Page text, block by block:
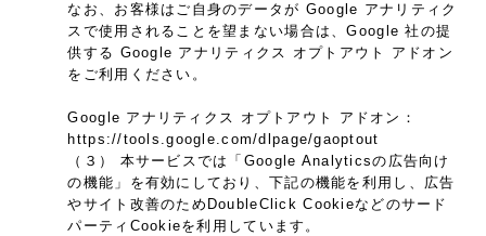
なお、お客様はご自身のデータが Google アナリティク
スで使用されることを望まない場合は、Google 社の提
供する Google アナリティクス オプトアウト アドオン
をご利用ください。
Google アナリティクス オプトアウト アドオン：
https://tools.google.com/dlpage/gaoptout
（３） 本サービスでは「Google Analyticsの広告向け
の機能」を有効にしており、下記の機能を利用し、広告
やサイト改善のためDoubleClick Cookieなどのサード
パーティCookieを利用しています。